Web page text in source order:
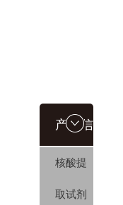
产品信
息
核酸提
取试剂